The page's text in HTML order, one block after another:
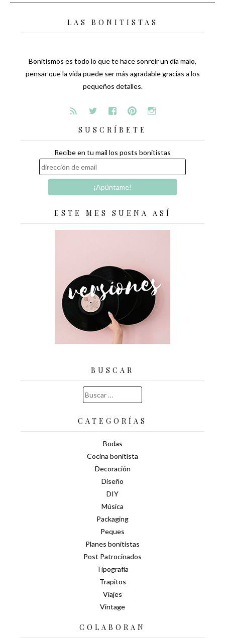
LAS BONITISTAS
Bonitismos es todo lo que te hace sonreír un día malo,
pensar que la vida puede ser más agradable gracias a los
pequeños detalles.
SUSCRÍBETE
Recibe en tu mail los posts bonitistas
ESTE MES SUENA ASÍ
BUSCAR
Buscar:
CATEGORÍAS
Bodas
Cocina bonitista
Decoración
Diseño
DIY
Música
Packaging
Peques
Planes bonitistas
Post Patrocinados
Tipografía
Trapitos
Viajes
Vintage
COLABORAN